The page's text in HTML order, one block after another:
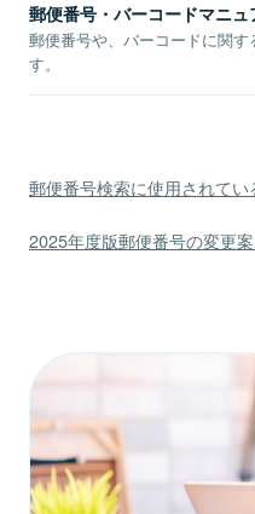
郵便番号・バーコードマニュ
郵便番号や、バーコードに関
す。
郵便番号検索に使用されてい
2025年度版郵便番号の変更